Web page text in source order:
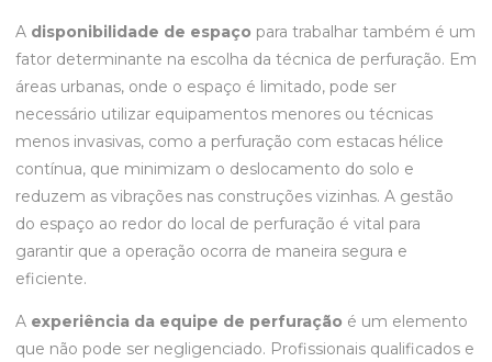
A disponibilidade de espaço para trabalhar também é um
fator determinante na escolha da técnica de perfuração. Em
áreas urbanas, onde o espaço é limitado, pode ser
necessário utilizar equipamentos menores ou técnicas
menos invasivas, como a perfuração com estacas hélice
contínua, que minimizam o deslocamento do solo e
reduzem as vibrações nas construções vizinhas. A gestão
do espaço ao redor do local de perfuração é vital para
garantir que a operação ocorra de maneira segura e
eficiente.
A experiência da equipe de perfuração é um elemento
que não pode ser negligenciado. Profissionais qualificados e